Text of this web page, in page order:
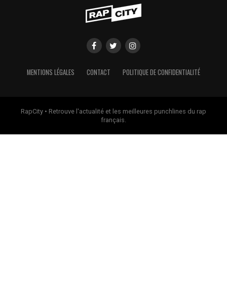
MENTIONS LÉGALES CONTACT POLITIQUE DE CONFIDENTIALITÉ
RapCity • Retrouve l'actualité et les meilleures punchlines du rap
français.